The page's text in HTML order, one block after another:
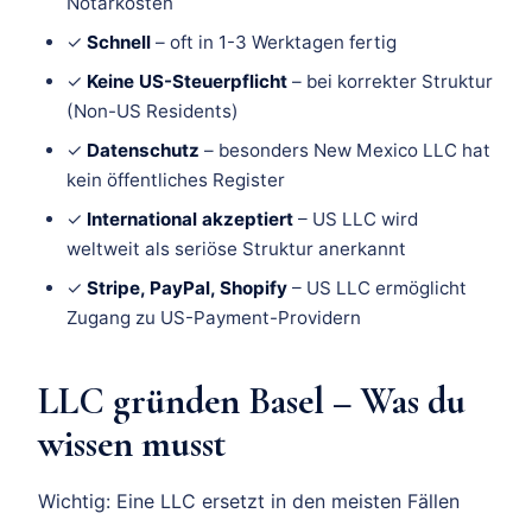
✓ Schnell – oft in 1-3 Werktagen fertig
✓ Keine US-Steuerpflicht – bei korrekter Struktur
(Non-US Residents)
✓ Datenschutz – besonders New Mexico LLC hat
kein öffentliches Register
✓ International akzeptiert – US LLC wird
weltweit als seriöse Struktur anerkannt
✓ Stripe, PayPal, Shopify – US LLC ermöglicht
Zugang zu US-Payment-Providern
LLC gründen Basel – Was du
wissen musst
Wichtig: Eine LLC ersetzt in den meisten Fällen